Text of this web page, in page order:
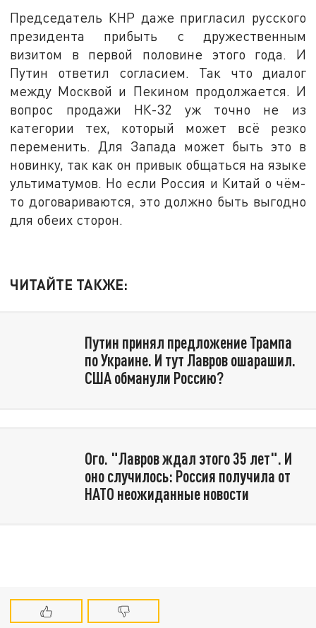
Председатель КНР даже пригласил русского
президента прибыть с дружественным
визитом в первой половине этого года. И
Путин ответил согласием. Так что диалог
между Москвой и Пекином продолжается. И
вопрос продажи НК-32 уж точно не из
категории тех, который может всё резко
переменить. Для Запада может быть это в
новинку, так как он привык общаться на языке
ультиматумов. Но если Россия и Китай о чём-
то договариваются, это должно быть выгодно
для обеих сторон.
ЧИТАЙТЕ ТАКЖЕ:
Путин принял предложение Трампа
по Украине. И тут Лавров ошарашил.
США обманули Россию?
Ого. "Лавров ждал этого 35 лет". И
оно случилось: Россия получила от
НАТО неожиданные новости